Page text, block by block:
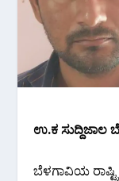
ಉ.ಕ ಸುದ್ದಿಜಾಲ
ಬೆಳಗಾವಿಯ